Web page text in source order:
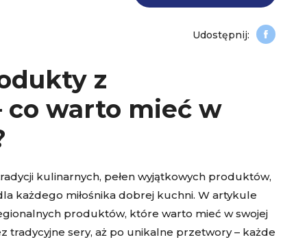
z
co warto mieć w
kulinarnych, pełen wyjątkowych produktów,
każdego miłośnika dobrej kuchni. W artykule
produktów, które warto mieć w swojej
tradycyjne sery, aż po unikalne przetwory – każde